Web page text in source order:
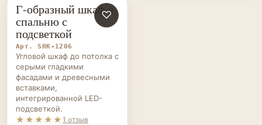
ШКАФЫ НА ЗАКАЗ ♡
Г-образный шкаф в
спальню с
подсветкой
Арт. SHK-1206
Угловой шкаф до потолка с
серыми гладкими
фасадами и древесными
вставками,
интегрированной LED-
подсветкой.
★★★★★ 1 отзыв